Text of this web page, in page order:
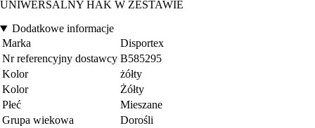
UNIWERSALNY HAK W ZESTAWIE
Dodatkowe informacje
Marka
Disportex
Nr referencyjny dostawcy B585295
Kolor
żółty
Kolor
Żółty
Płeć
Mieszane
Grupa wiekowa
Dorośli